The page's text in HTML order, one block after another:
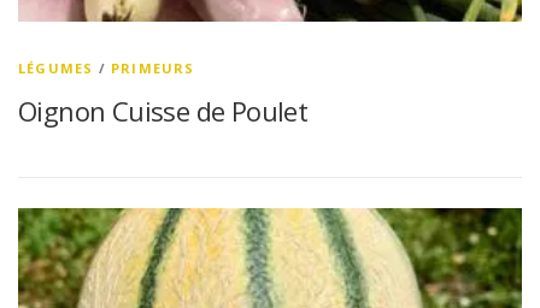
LÉGUMES / PRIMEURS
Oignon Cuisse de Poulet